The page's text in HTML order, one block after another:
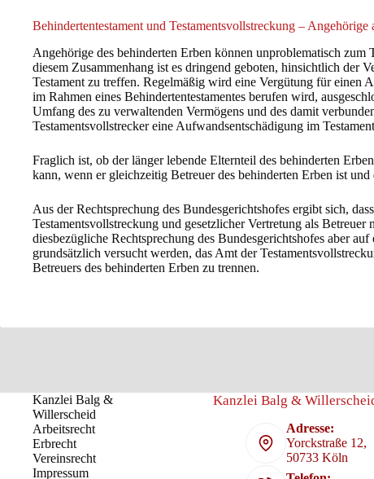
Behindertentestament und Testamentsvollstreckung – Angehörige
Angehörige des behinderten Erben können unproblematisch zum
diesem Zusammenhang ist es dringend geboten, hinsichtlich der
Testament zu treffen. Regelmäßig wird eine Vergütung für einen
im Rahmen eines Behindertentestamentes berufen wird,
Umfang des zu verwaltenden Vermögens und des damit
Testamentsvollstrecker eine Aufwandsentschädigung im
Fraglich ist, ob der länger lebende Elternteil des behinderten
kann, wenn er gleichzeitig Betreuer des behinderten Erben ist und
Aus der Rechtsprechung des Bundesgerichtshofes ergibt sich,
Testamentsvollstreckung und gesetzlicher Vertretung als Betreuer
diesbezügliche Rechtsprechung des Bundesgerichtshofes aber
grundsätzlich versucht werden, das Amt der
Betreuers des behinderten Erben zu trennen.
Kanzlei Balg &
Willerscheid
Arbeitsrecht
Erbrecht
Vereinsrecht
Impressum
Kanzlei Balg &
Adresse:
Yorckstraße 12,
50733 Köln